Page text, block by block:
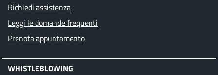
Richiedi assistenza
Leggi le domande frequenti
Prenota appuntamento
WHISTLEBLOWING